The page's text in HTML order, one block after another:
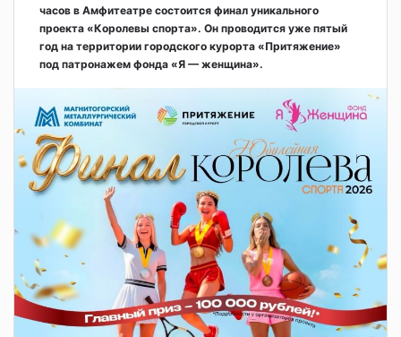
часов в Амфитеатре состоится финал уникального
проекта «Королевы спорта». Он проводится уже пятый
год на территории городского курорта «Притяжение»
под патронажем фонда «Я — женщина».